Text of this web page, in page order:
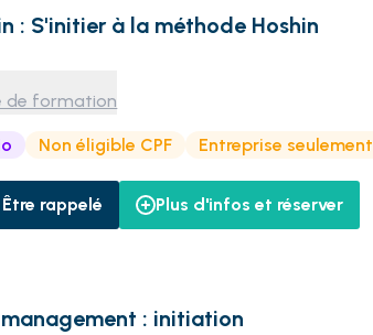
: S'initier à la méthode Hoshin
de formation
Non éligible CPF Entreprise seulement
rappelé Plus d'infos et réserver
: initiation